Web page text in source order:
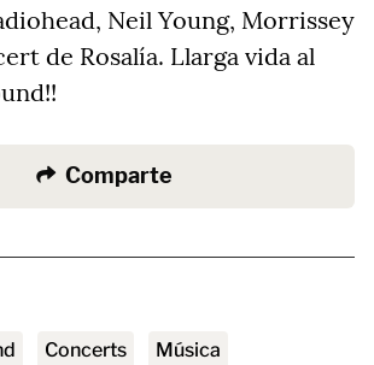
Neil Young, Morrissey
de Rosalía. Llarga vida al
Comparte
Concerts Música